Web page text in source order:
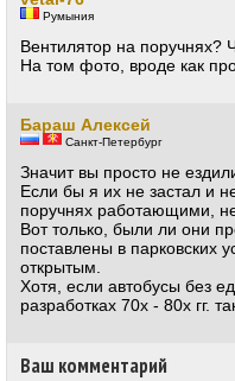
Румыния
Вентилятор на поручнях?
На том фото, вроде как
Бараш Алексей
Санкт-Петербург
Значит вы просто не
Если бы я их не застал и
поручнях работающими,
Вот только, были ли они
поставлены в парковских
открытым.
Хотя, если автобусы без
разработках 70х - 80х гг.
Ваш комментарий